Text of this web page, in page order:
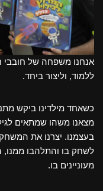
אנחנו משפחה של חובבי
ללמוד, וליצור ביחד.
כשאחד מילדינו ביקש
מצאנו משהו שמתאים
בעצמנו. יצרנו את
לשחק בו והתלהבו ממנו,
מעוניינים בו.